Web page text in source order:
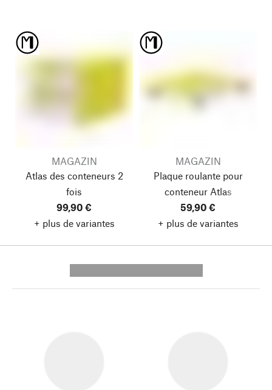
MAGAZIN
Atlas des conteneurs 2
fois
99,90 €
+ plus de variantes
MAGAZIN
Plaque roulante pour
conteneur Atlas
59,90 €
+ plus de variantes